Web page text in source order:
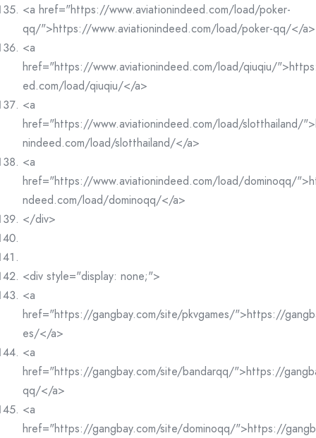
<a href="https://www.aviationindeed.com/load/poker-
qq/">https://www.aviationindeed.com/load/poker-qq/</a>
<a
href="https://www.aviationindeed.com/load/qiuqiu/
ed.com/load/qiuqiu/</a>
<a
href="https://www.aviationindeed.com/load/slotthailand/
nindeed.com/load/slotthailand/</a>
<a
href="https://www.aviationindeed.com/load/dominoqq/
ndeed.com/load/dominoqq/</a>
</div>
<div style="display: none;">
<a
href="https://gangbay.com/site/pkvgames/">https://
es/</a>
<a
href="https://gangbay.com/site/bandarqq/">https://
qq/</a>
<a
href="https://gangbay.com/site/dominoqq/">https://